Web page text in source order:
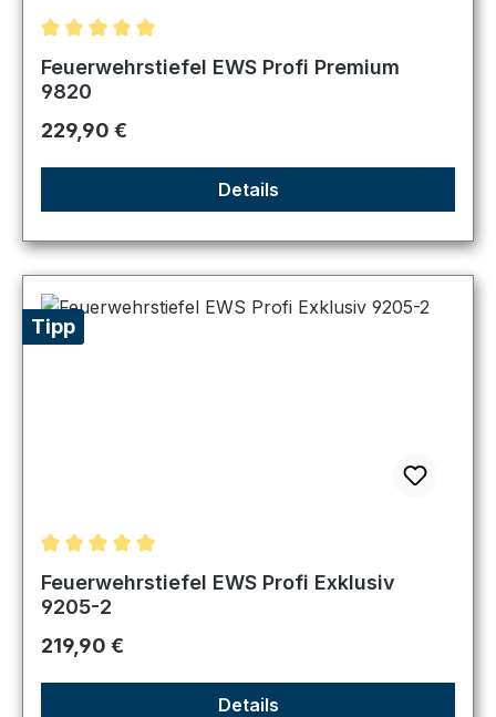
Durchschnittliche Bewertung von 5 von 5 Sternen
Feuerwehrstiefel EWS Profi Premium
9820
Regulärer Preis:
229,90 €
Details
Tipp
Durchschnittliche Bewertung von 5 von 5 Sternen
Feuerwehrstiefel EWS Profi Exklusiv
9205-2
Regulärer Preis:
219,90 €
Details